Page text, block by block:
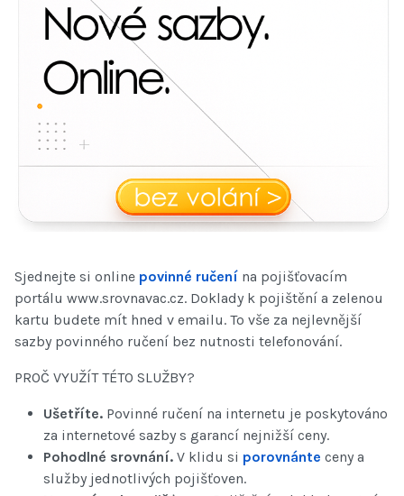
Sjednejte si online povinné ručení na pojišťovacím
portálu www.srovnavac.cz. Doklady k pojištění a zelenou
kartu budete mít hned v emailu. To vše za nejlevnější
sazby povinného ručení bez nutnosti telefonování.
PROČ VYUŽÍT TÉTO SLUŽBY?
Ušetříte. Povinné ručení na internetu je poskytováno
za internetové sazby s garancí nejnižší ceny.
Pohodlné srovnání. V klidu si porovnánte ceny a
služby jednotlivých pojišťoven.